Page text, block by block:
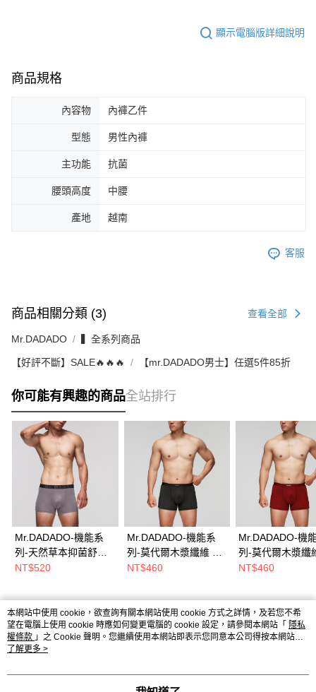
顯示電腦版詳細說明
商品規格
內容物 內褲乙件
型態 男性內褲
主功能 抗菌
腰頭高度 中腰
產地 越南
客服
商品相關分類 (3) 查看全部
Mr.DADADO ▍全系列商品
【好評不斷】SALE🔥🔥🔥 【mr.DADADO男士】任選5件85折
你可能有興趣的商品全站排行
Mr.DADADO-機能系
列-天然草本抑菌舒適
褲 M-LL合身平口內褲
NT$520
Mr.DADADO-機能系
列-莫代爾木漿纖維 M-
LL合身平口內褲(深灰)
NT$460
Mr.DADADO-機
列-莫代爾木漿纖
LL合身平口內褲(
NT$460
熱門標籤
本網站中使用 cookie，欲查詢有關本網站使用 cookie 方式之詳情，及若您不希
望在電腦上使用 cookie 時應如何變更電腦的 cookie 設定，請參閱本網站「 隱私
權條款 」之 Cookie 聲明。您繼續使用本網站即表示您同意本公司得按本網站使
用條款之 Cookie 聲明使用 cookie。
了解更多 >